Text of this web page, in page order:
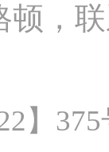
顿 ，
】